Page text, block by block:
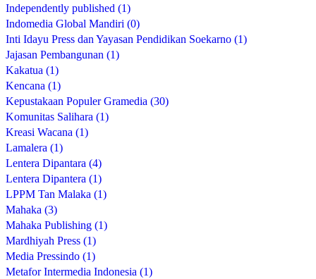
Independently published (1)
Indomedia Global Mandiri (0)
Inti Idayu Press dan Yayasan Pendidikan Soekarno (1)
Jajasan Pembangunan (1)
Kakatua (1)
Kencana (1)
Kepustakaan Populer Gramedia (30)
Komunitas Salihara (1)
Kreasi Wacana (1)
Lamalera (1)
Lentera Dipantara (4)
Lentera Dipantera (1)
LPPM Tan Malaka (1)
Mahaka (3)
Mahaka Publishing (1)
Mardhiyah Press (1)
Media Pressindo (1)
Metafor Intermedia Indonesia (1)